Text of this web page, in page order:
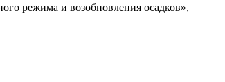
режима и возобновления осадков»,